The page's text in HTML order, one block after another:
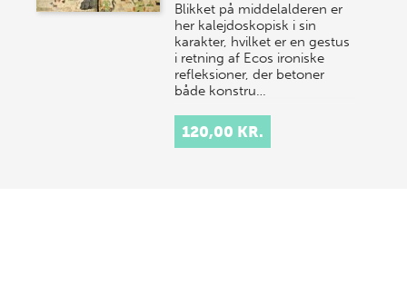
Blikket på middelalderen er
her kalejdoskopisk i sin
karakter, hvilket er en gestus
i retning af Ecos ironiske
refleksioner, der betoner
både konstru…
120,00 KR.